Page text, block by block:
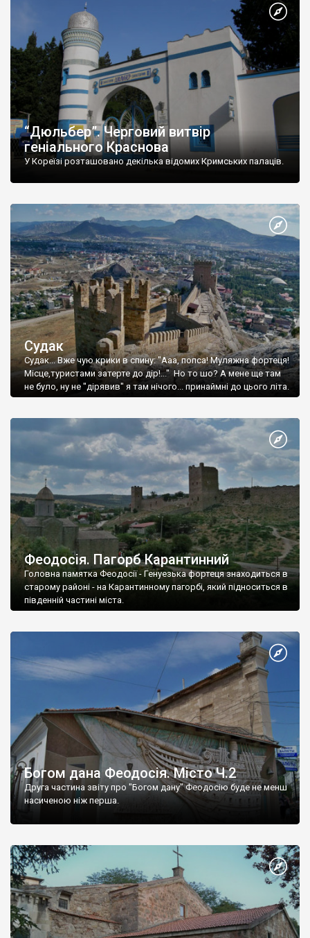
“Дюльбер”. Черговий витвір
геніального Краснова
У Кореїзі розташовано декілька відомих Кримських палаців.
Судак
Судак... Вже чую крики в спину: "Ааа, попса! Муляжна фортеця!
Місце,туристами затерте до дір!..." Но то шо? А мене ще там
не було, ну не "дірявив" я там нічого... принаймні до цього літа.
Феодосія. Пагорб Карантинний
Головна памятка Феодосії - Генуезька фортеця знаходиться в
старому районі - на Карантинному пагорбі, який підноситься в
південній частині міста.
Богом дана Феодосія. Місто Ч.2
Друга частина звіту про "Богом дану" Феодосію буде не менш
насиченою ніж перша.